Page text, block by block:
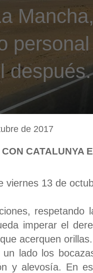
después.
de 2017
CATALUNYA
viernes 13 de
respetando
imperar el
acerquen orillas.
lado los
y alevosía. En